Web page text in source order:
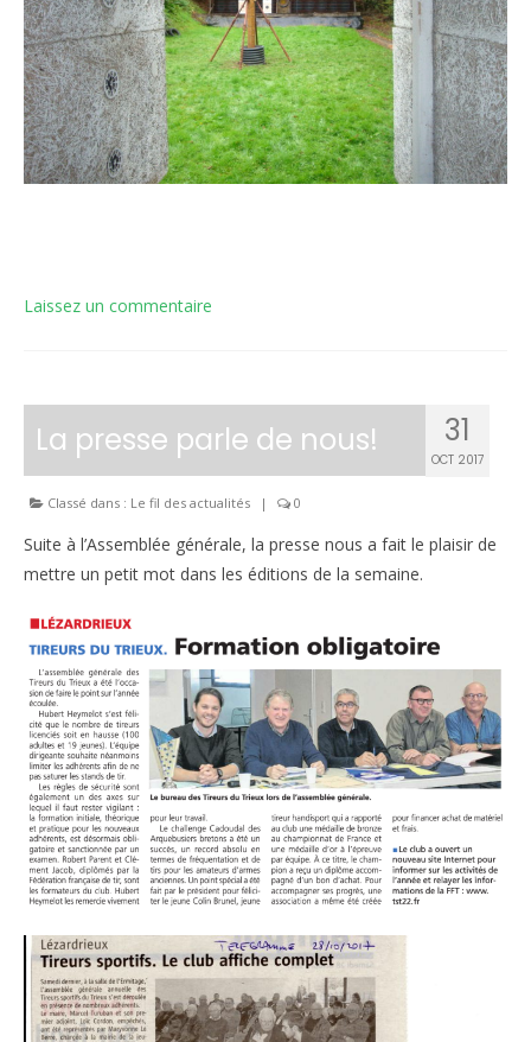
Laissez un commentaire
31
OCT 2017
La presse parle de nous!
Classé dans : Le fil des actualités | 0
Suite à l’Assemblée générale, la presse nous a fait le plaisir de
mettre un petit mot dans les éditions de la semaine.